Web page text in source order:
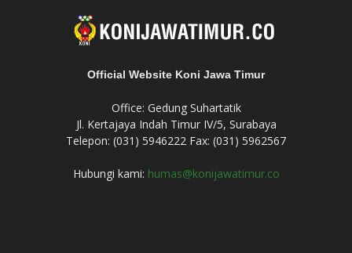
Official Website Koni Jawa Timur
Office: Gedung Suhartatik
Jl. Kertajaya Indah Timur IV/5, Surabaya
Telepon: (031) 5946222 Fax: (031) 5962567
Hubungi kami: humas@konijawatimur.co